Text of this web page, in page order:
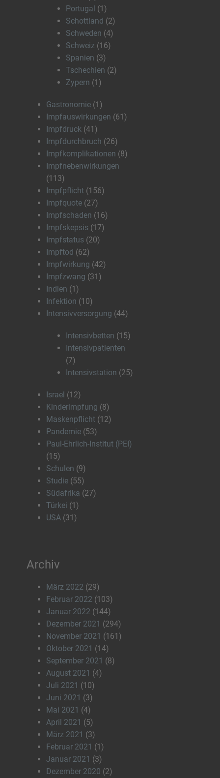
Portugal (1)
Schottland (2)
Schweden (4)
Schweiz (16)
Spanien (3)
Tschechien (2)
Zypern (1)
Gastronomie (1)
Impfauswirkungen (61)
Impfdruck (41)
Impfdurchbruch (26)
Impfkomplikationen (8)
Impfnebenwirkungen
(113)
Impfpflicht (156)
Impfquote (27)
Impfschaden (16)
Impfskepsis (17)
Impfstatus (20)
Impftod (62)
Impfwirkung (42)
Impfzwang (31)
Indien (1)
Infektion (10)
Intensivversorgung (44)
Intensivbetten (15)
Intensivpatienten
(7)
Intensivstation (25)
Israel (12)
Kinderimpfung (8)
Maskenpflicht (12)
Pandemie (53)
Paul-Ehrlich-Institut (PEI)
(15)
Schulen (9)
Studie (55)
Südafrika (27)
Türkei (1)
USA (31)
Archiv
März 2022 (29)
Februar 2022 (103)
Januar 2022 (144)
Dezember 2021 (294)
November 2021 (161)
Oktober 2021 (14)
September 2021 (8)
August 2021 (4)
Juli 2021 (10)
Juni 2021 (3)
Mai 2021 (4)
April 2021 (5)
März 2021 (3)
Februar 2021 (1)
Januar 2021 (3)
Dezember 2020 (2)